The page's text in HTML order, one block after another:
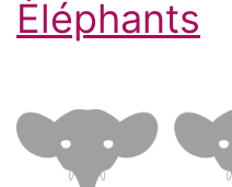
Éléphants